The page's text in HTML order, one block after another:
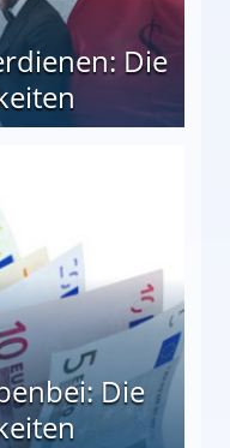
Die
Die